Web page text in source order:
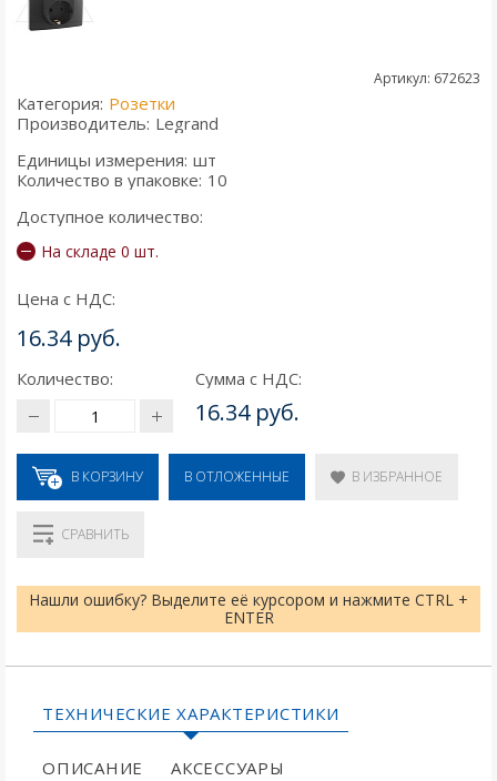
Артикул: 672623
Категория: Розетки
Производитель: Legrand
Единицы измерения: шт
Количество в упаковке: 10
Доступное количество:
На складе 0 шт.
Цена с НДС:
16.34 руб.
Количество: Сумма с НДС:
16.34 руб.
В КОРЗИНУ В ОТЛОЖЕННЫЕ В ИЗБРАННОЕ
СРАВНИТЬ
Нашли ошибку? Выделите её курсором и нажмите CTRL +
ENTER
ТЕХНИЧЕСКИЕ ХАРАКТЕРИСТИКИ
ОПИСАНИЕ АКСЕССУАРЫ